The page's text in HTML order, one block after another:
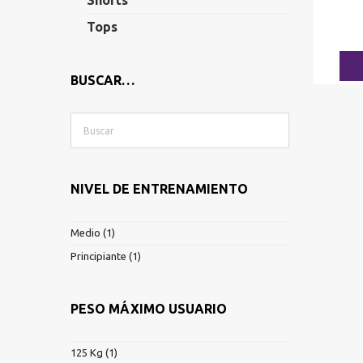
Tops
BUSCAR…
NIVEL DE ENTRENAMIENTO
Medio (1)
Principiante (1)
PESO MÁXIMO USUARIO
125 Kg (1)